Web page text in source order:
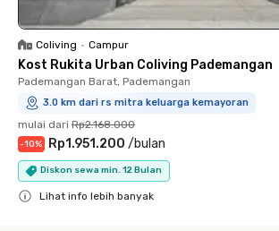
Coliving • Campur
Kost Rukita Urban Coliving Pademangan
Pademangan Barat, Pademangan
3.0 km dari rs mitra keluarga kemayoran
mulai dari Rp2.168.000
-10% Rp1.951.200 /bulan
Diskon sewa min. 12 Bulan
Lihat info lebih banyak